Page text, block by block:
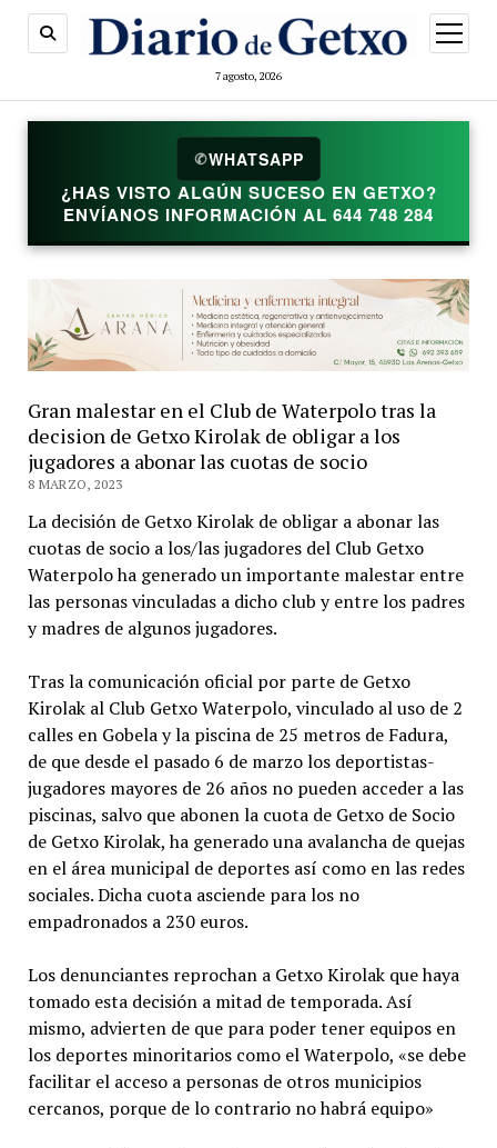
7 agosto, 2026
abrir
menú
✆WHATSAPP
¿HAS VISTO ALGÚN SUCESO EN GETXO?
ENVÍANOS INFORMACIÓN AL 644 748 284
Gran malestar en el Club de Waterpolo tras la
decision de Getxo Kirolak de obligar a los
jugadores a abonar las cuotas de socio
8 MARZO, 2023
La decisión de Getxo Kirolak de obligar a abonar las
cuotas de socio a los/las jugadores del Club Getxo
Waterpolo ha generado un importante malestar entre
las personas vinculadas a dicho club y entre los padres
y madres de algunos jugadores.
Tras la comunicación oficial por parte de Getxo
Kirolak al Club Getxo Waterpolo, vinculado al uso de 2
calles en Gobela y la piscina de 25 metros de Fadura,
de que desde el pasado 6 de marzo los deportistas-
jugadores mayores de 26 años no pueden acceder a las
piscinas, salvo que abonen la cuota de Getxo de Socio
de Getxo Kirolak, ha generado una avalancha de quejas
en el área municipal de deportes así como en las redes
sociales. Dicha cuota asciende para los no
empadronados a 230 euros.
Los denunciantes reprochan a Getxo Kirolak que haya
tomado esta decisión a mitad de temporada. Así
mismo, advierten de que para poder tener equipos en
los deportes minoritarios como el Waterpolo, «se debe
facilitar el acceso a personas de otros municipios
cercanos, porque de lo contrario no habrá equipo»